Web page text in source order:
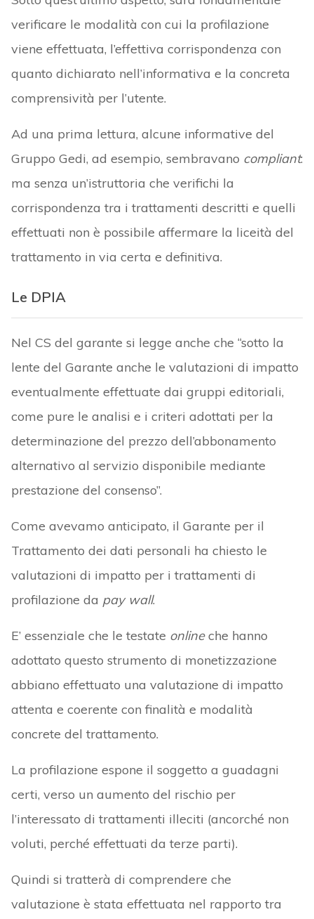
verificare le modalità con cui la profilazione
viene effettuata, l’effettiva corrispondenza con
quanto dichiarato nell’informativa e la concreta
comprensività per l’utente.
Ad una prima lettura, alcune informative del
Gruppo Gedi, ad esempio, sembravano compliant:
ma senza un’istruttoria che verifichi la
corrispondenza tra i trattamenti descritti e quelli
effettuati non è possibile affermare la liceità del
trattamento in via certa e definitiva.
Le DPIA
Nel CS del garante si legge anche che “sotto la
lente del Garante anche le valutazioni di impatto
eventualmente effettuate dai gruppi editoriali,
come pure le analisi e i criteri adottati per la
determinazione del prezzo dell’abbonamento
alternativo al servizio disponibile mediante
prestazione del consenso”.
Come avevamo anticipato, il Garante per il
Trattamento dei dati personali ha chiesto le
valutazioni di impatto per i trattamenti di
profilazione da pay wall.
E’ essenziale che le testate onlineche hanno
adottato questo strumento di monetizzazione
abbiano effettuato una valutazione di impatto
attenta e coerente con finalità e modalità
concrete del trattamento.
La profilazione espone il soggetto a guadagni
certi, verso un aumento del rischio per
l’interessato di trattamenti illeciti (ancorché non
voluti, perché effettuati da terze parti).
Quindi si tratterà di comprendere che
valutazione è stata effettuata nel rapporto tra